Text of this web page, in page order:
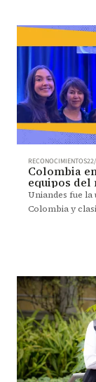
RECONOCIMIENTOS
Colombia
equipos del
Uniandes fue
Colombia y